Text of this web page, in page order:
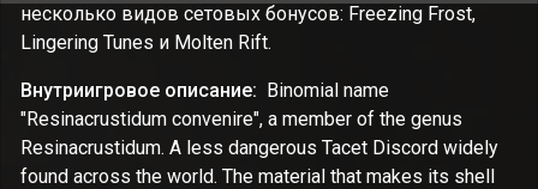
несколько видов сетовых бонусов: Freezing Frost,
Lingering Tunes и Molten Rift.
Внутриигровое описание: Binomial name
"Resinacrustidum convenire", a member of the genus
Resinacrustidum. A less dangerous Tacet Discord widely
found across the world. The material that makes its shell